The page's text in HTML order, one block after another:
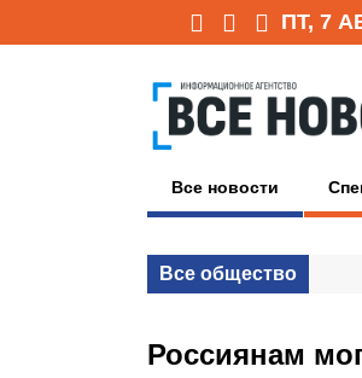
ПТ, 7
Все новости
Все общество
Россиянам